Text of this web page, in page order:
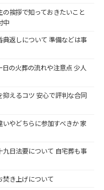
の挨拶で知っておきたいこと
中
典返しについて 準備などは事
日の火葬の流れや注意点 少人
抑えるコツ 安心で評判な合同
いやどちらに参加すべきか 家
九日法要について 自宅葬も事
焚き上げについて